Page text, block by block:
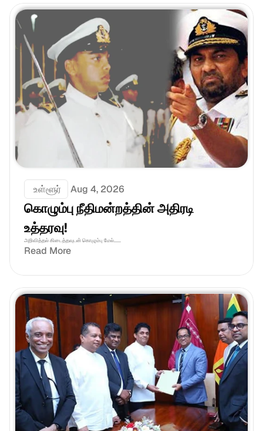
உள்ளூர் Aug 4, 2026
கொழும்பு நீதிமன்றத்தின் அதிரடி
உத்தரவு!
அறிவித்தல் கிடைத்தவுடன் கொழும்பு மேல்......
Read More